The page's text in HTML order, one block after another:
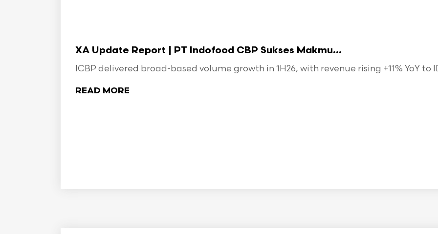
XA Update Report | PT Indofood CBP Sukses Makmu...
ICBP delivered broad-based volume growth in 1H26, with revenue rising +11% YoY to
READ MORE